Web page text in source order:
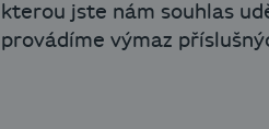
jste nám souhlas
výmaz